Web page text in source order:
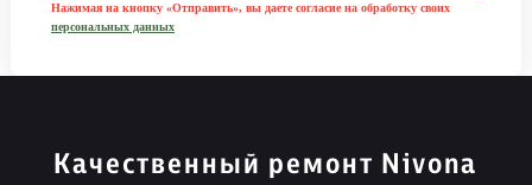
Нажимая на кнопку «Отправить», вы даете согласие на обработку своих
персональных данных
Качественный ремонт Nivona